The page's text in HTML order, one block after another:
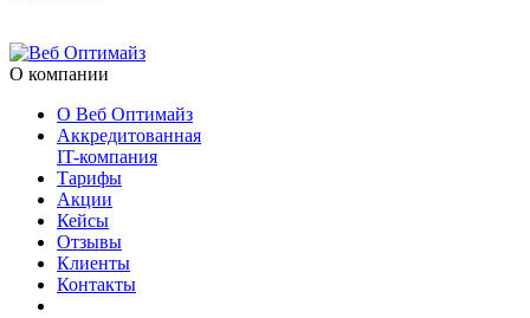
О компании
О Веб Оптимайз
Аккредитованная
IT-компания
Тарифы
Акции
Кейсы
Отзывы
Клиенты
Контакты